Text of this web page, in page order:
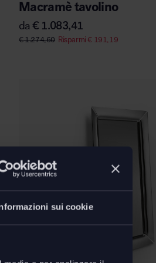
sui cookie
Macramè tavolino
da€ 1.083,41
€1.274,60 Risparmi€ 191,19